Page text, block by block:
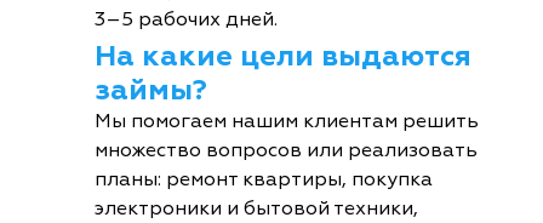
3–5 рабочих дней.
На какие цели выдаются
займы?
Мы помогаем нашим клиентам решить
множество вопросов или реализовать
планы: ремонт квартиры, покупка
электроники и бытовой техники,